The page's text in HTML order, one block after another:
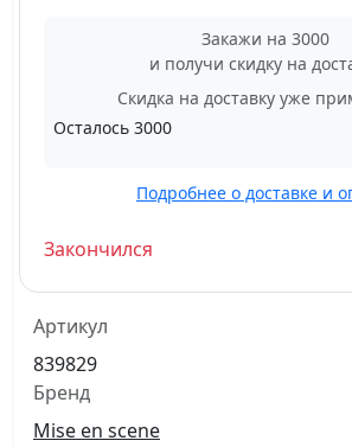
Закажи на 3000
и получи скидку на
Скидка на доставку уже
Осталось 3000
Подробнее о доставке и
Закончился
Артикул
839829
Бренд
Mise en scene